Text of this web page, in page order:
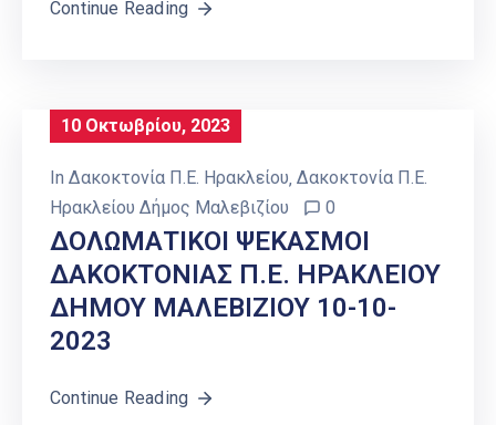
Continue Reading
10 Οκτωβρίου, 2023
In Δακοκτονία Π.Ε. Ηρακλείου Δακοκτονία Π.Ε.
Ηρακλείου Δήμος Μαλεβιζίου
0
ΔΟΛΩΜΑΤΙΚΟΙ ΨΕΚΑΣΜΟΙ
ΔΑΚΟΚΤΟΝΙΑΣ Π.Ε. ΗΡΑΚΛΕΙΟΥ
ΔΗΜΟΥ ΜΑΛΕΒΙΖΙΟΥ 10-10-
2023
Continue Reading